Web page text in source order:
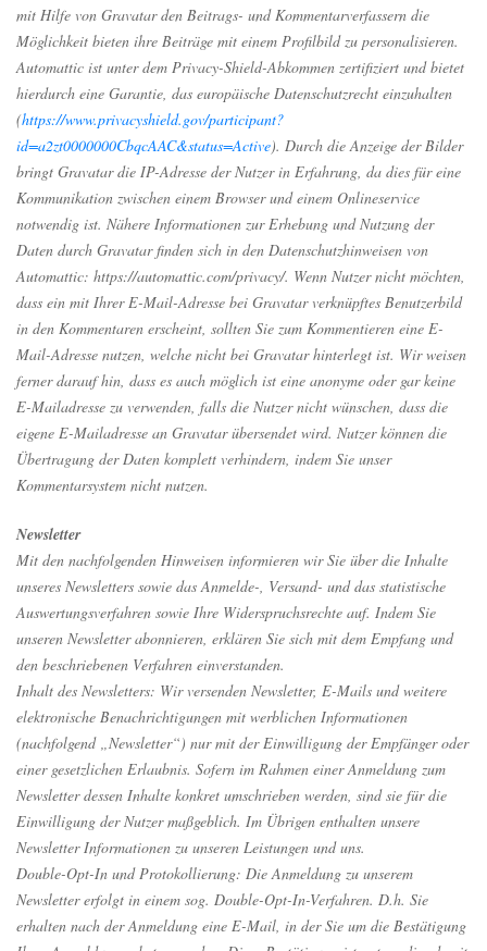
mit Hilfe von Gravatar den Beitrags- und Kommentarverfassern die
Möglichkeit bieten ihre Beiträge mit einem Profilbild zu personalisieren.
Automattic ist unter dem Privacy-Shield-Abkommen zertifiziert und bietet
hierdurch eine Garantie, das europäische Datenschutzrecht einzuhalten
(https://www.privacyshield.gov/participant?
id=a2zt0000000CbqcAAC&status=Active). Durch die Anzeige der Bilder
bringt Gravatar die IP-Adresse der Nutzer in Erfahrung, da dies für eine
Kommunikation zwischen einem Browser und einem Onlineservice
notwendig ist. Nähere Informationen zur Erhebung und Nutzung der
Daten durch Gravatar finden sich in den Datenschutzhinweisen von
Automattic: https://automattic.com/privacy/. Wenn Nutzer nicht möchten,
dass ein mit Ihrer E-Mail-Adresse bei Gravatar verknüpftes Benutzerbild
in den Kommentaren erscheint, sollten Sie zum Kommentieren eine E-
Mail-Adresse nutzen, welche nicht bei Gravatar hinterlegt ist. Wir weisen
ferner darauf hin, dass es auch möglich ist eine anonyme oder gar keine
E-Mailadresse zu verwenden, falls die Nutzer nicht wünschen, dass die
eigene E-Mailadresse an Gravatar übersendet wird. Nutzer können die
Übertragung der Daten komplett verhindern, indem Sie unser
Kommentarsystem nicht nutzen.
Newsletter
Mit den nachfolgenden Hinweisen informieren wir Sie über die Inhalte
unseres Newsletters sowie das Anmelde-, Versand- und das statistische
Auswertungsverfahren sowie Ihre Widerspruchsrechte auf. Indem Sie
unseren Newsletter abonnieren, erklären Sie sich mit dem Empfang und
den beschriebenen Verfahren einverstanden.
Inhalt des Newsletters: Wir versenden Newsletter, E-Mails und weitere
elektronische Benachrichtigungen mit werblichen Informationen
(nachfolgend „Newsletter“) nur mit der Einwilligung der Empfänger oder
einer gesetzlichen Erlaubnis. Sofern im Rahmen einer Anmeldung zum
Newsletter dessen Inhalte konkret umschrieben werden, sind sie für die
Einwilligung der Nutzer maßgeblich. Im Übrigen enthalten unsere
Newsletter Informationen zu unseren Leistungen und uns.
Double-Opt-In und Protokollierung: Die Anmeldung zu unserem
Newsletter erfolgt in einem sog. Double-Opt-In-Verfahren. D.h. Sie
erhalten nach der Anmeldung eine E-Mail, in der Sie um die Bestätigung